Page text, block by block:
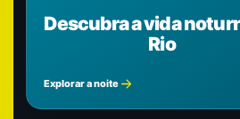
Descubra a vida
Rio
Explorar a noite